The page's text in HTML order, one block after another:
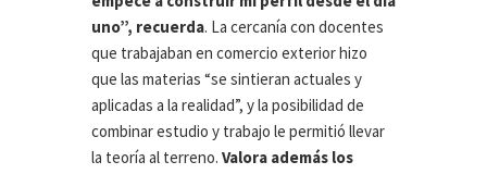
uno”, recuerda. La cercanía con docentes
que trabajaban en comercio exterior hizo
que las materias “se sintieran actuales y
aplicadas a la realidad”, y la posibilidad de
combinar estudio y trabajo le permitió llevar
la teoría al terreno. Valora además los